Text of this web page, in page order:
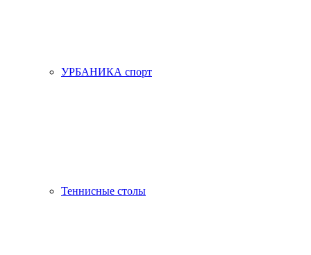
УРБАНИКА спорт
Теннисные столы